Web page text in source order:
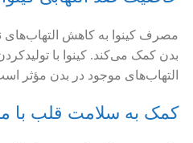
مصرف کینوا به کاهش التهاب‌های
بدن کمک می‌کند. کینوا با
التهاب‌های موجود در بدن مؤثر
کمک به سلامت قلب با